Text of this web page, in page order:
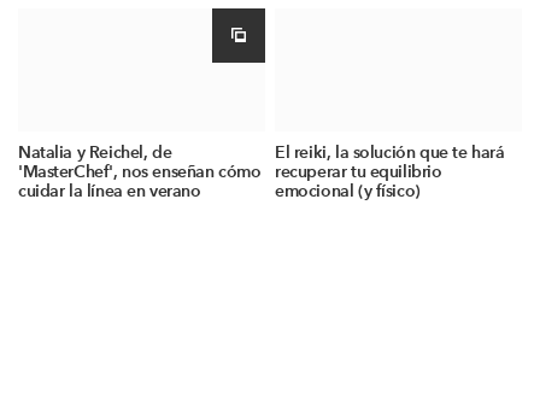
Natalia y Reichel, de
'MasterChef', nos enseñan cómo
cuidar la línea en verano
El reiki, la solución que te hará
recuperar tu equilibrio
emocional (y físico)